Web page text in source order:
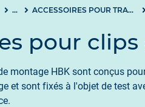
... ACCESSOIRES POUR TRANSDUCTEURS DE VIBRATION
pour
montage HBK sont conçus
et sont fixés à l'objet de test